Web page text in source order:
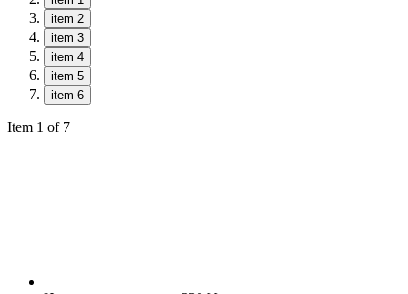
item 2
item 3
item 4
item 5
item 6
Item 1 of 7